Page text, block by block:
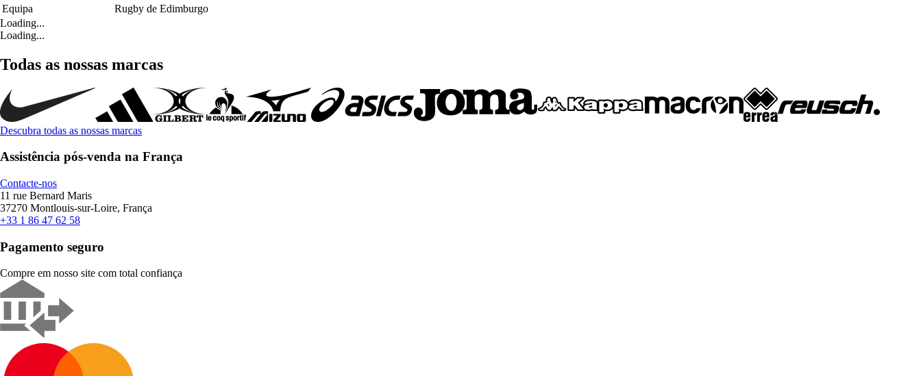
Equipa
Rugby de Edimburgo
Loading...
Loading...
Todas as nossas marcas
Descubra todas as nossas marcas
Assistência pós-venda na França
Contacte-nos
11 rue Bernard Maris
37270 Montlouis-sur-Loire, França
+33 1 86 47 62 58
Pagamento seguro
Compre em nosso site com total confiança